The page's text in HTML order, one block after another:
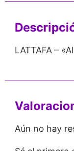
LATTAFA –
Aún no hay